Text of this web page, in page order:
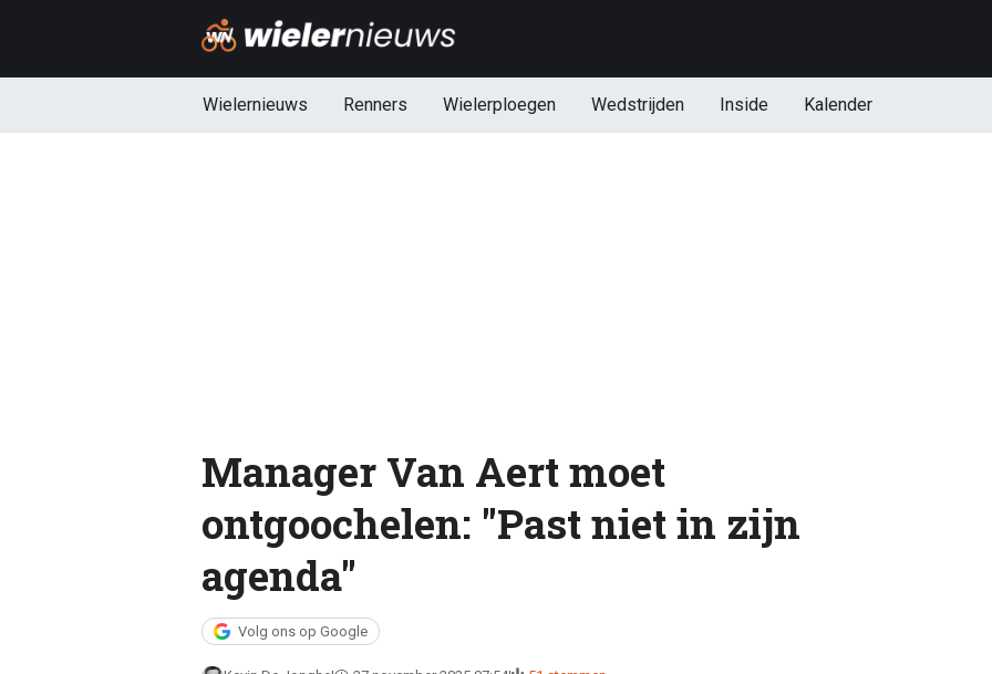
Wielernieuws Renners Wielerploegen Wedstrijden Inside Kalender
Manager Van Aert moet
ontgoochelen: "Past niet in zijn
agenda"
Volg ons op Google